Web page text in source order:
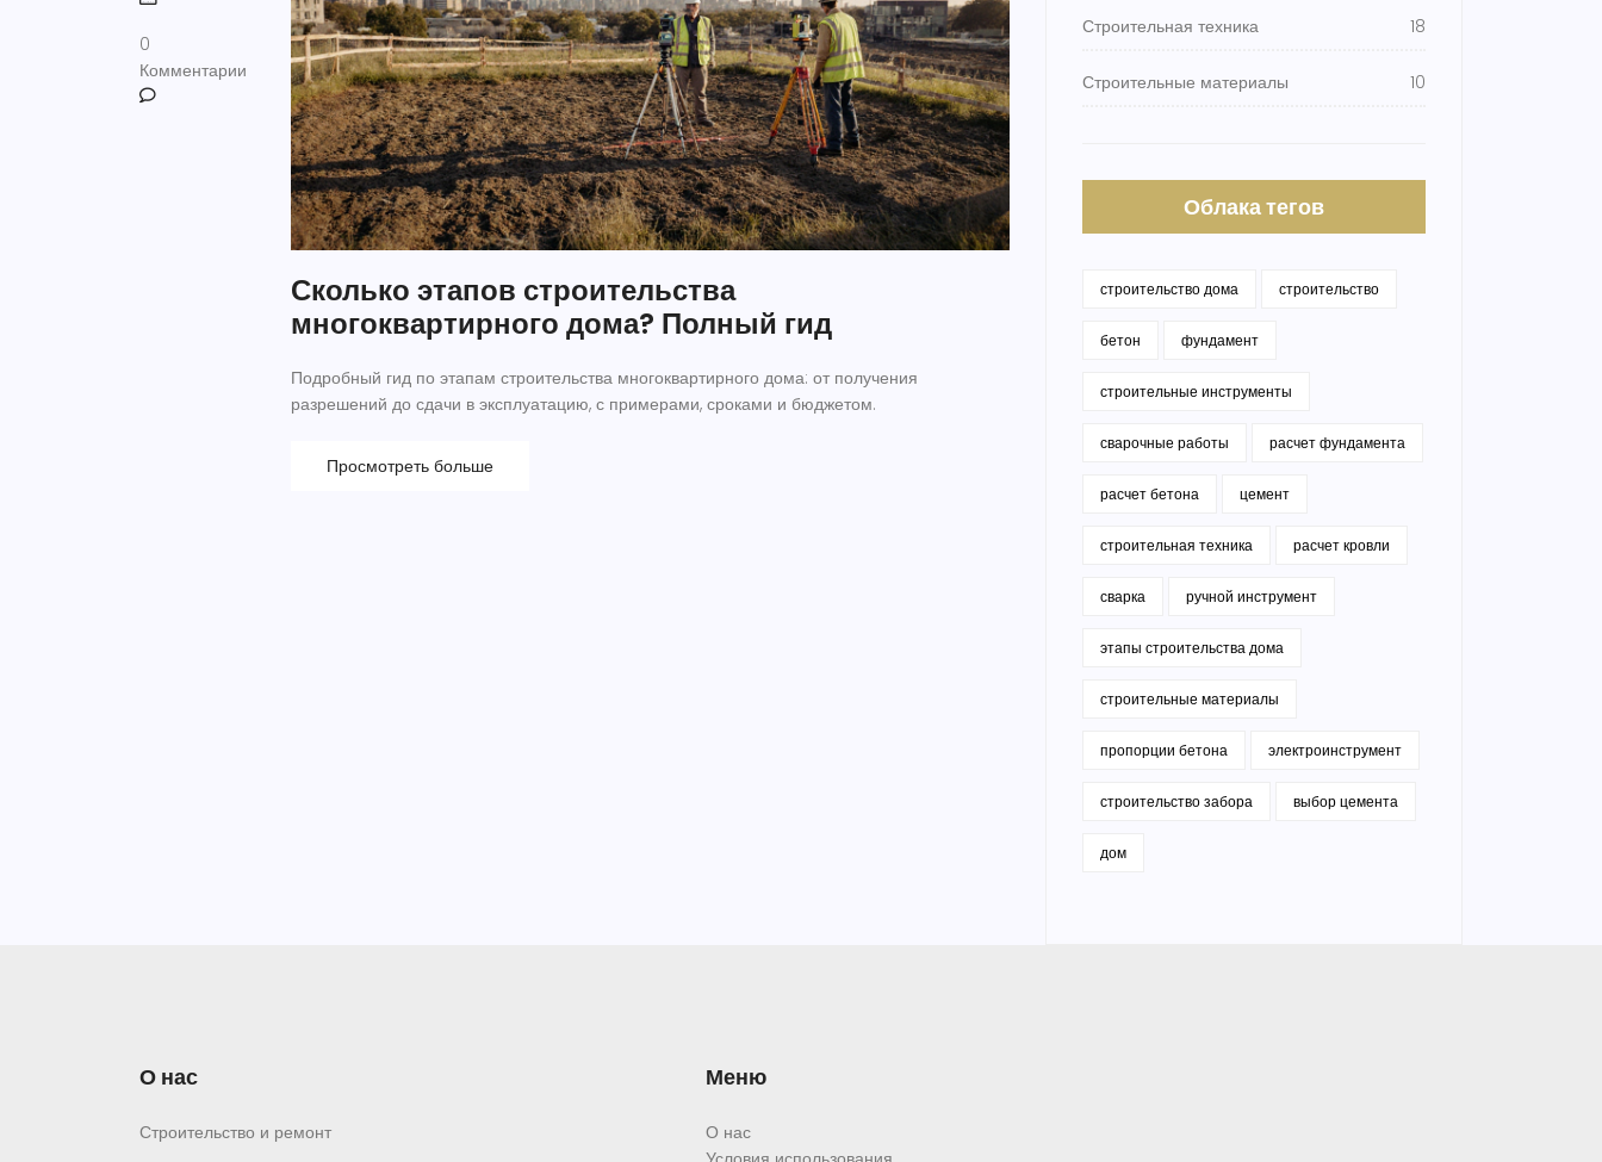
0
Комментарии
Сколько этапов строительства
многоквартирного дома? Полный гид
Подробный гид по этапам строительства многоквартирного дома: от получения
разрешений до сдачи в эксплуатацию, с примерами, сроками и бюджетом.
Просмотреть больше
Строительная техника 18
Строительные материалы 10
Облака тегов
строительство дома строительство
бетон фундамент
строительные инструменты
сварочные работы расчет фундамента
расчет бетона цемент
строительная техника расчет кровли
сварка ручной инструмент
этапы строительства дома
строительные материалы
пропорции бетона электроинструмент
строительство забора выбор цемента
дом
О нас
Строительство и ремонт
Меню
О нас